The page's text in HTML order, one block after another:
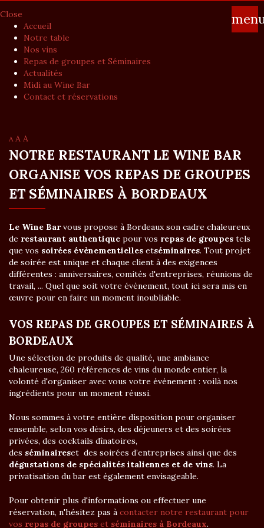
Close
Accueil
Notre table
Nos vins
Repas de groupes et Séminaires
Actualités
Midi au Wine Bar
Contact et réservations
A A A
NOTRE RESTAURANT LE WINE BAR
ORGANISE VOS REPAS DE GROUPES
ET SÉMINAIRES À BORDEAUX
Le Wine Barvous propose à Bordeaux son cadre chaleureux
de restaurant authentique pour vos repas de groupes tels
que vos soirées évènementielles etséminaires. Tout projet
de soirée est unique et chaque client à des exigences
différentes : anniversaires, comités d'entreprises, réunions de
travail, ... Quel que soit votre évènement, tout ici sera mis en
œuvre pour en faire un moment inoubliable.
VOS REPAS DE GROUPES ET SÉMINAIRES À
BORDEAUX
Une sélection de produits de qualité, une ambiance
chaleureuse, 260 références de vins du monde entier, la
volonté d'organiser avec vous votre évènement : voilà nos
ingrédients pour un moment réussi.
Nous sommes à votre entière disposition pour organiser
ensemble, selon vos désirs, des déjeuners et des soirées
privées, des cocktails dînatoires,
des séminaireset des soirées d’entreprises ainsi que des
dégustations de spécialités italiennes et de vins. La
privatisation du bar est également envisageable.
Pour obtenir plus d'informations ou effectuer une
réservation, n'hésitez pas à contacter notre restaurant pour
vos repas de groupes et séminaires à Bordeaux.